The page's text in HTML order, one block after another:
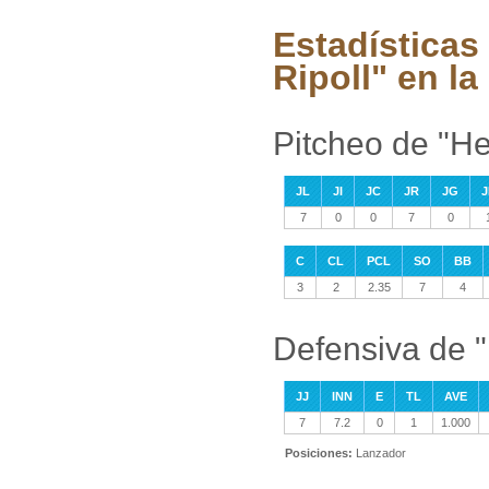
Estadísticas
Ripoll" en la
Pitcheo de
JL JI JC JR JG
7
0 0 7 0
C CL PCL SO
BB
3
2 2.35 7 4
Defensiva de
JJ INN E TL
AVE
7
7.2 0 1 1.000
Posiciones: Lanzador